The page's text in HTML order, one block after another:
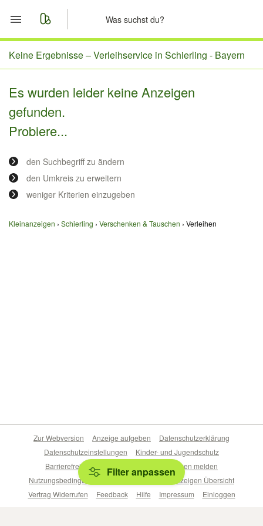
Start
Nachrichten
Anzeige aufgeben
Keine Ergebnisse –Verleihservice in Schierling - Bayern
Es wurden leider keine Anzeigen
gefunden.
Probiere...
den Suchbegriff zu ändern
den Umkreis zu erweitern
weniger Kriterien einzugeben
Kleinanzeigen Schierling Verschenken & Tauschen Verleihen
Filter anpassen
Zur Webversion Anzeige aufgeben
Datenschutzerklärung
Datenschutzeinstellungen
Kinder- und Jugendschutz
Barrierefreiheitserklärung
Sicherheitslücken melden
Nutzungsbedingungen
Beliebte Suchen
Anzeigen Übersicht
Vertrag Widerrufen
Feedback Hilfe Impressum Einloggen